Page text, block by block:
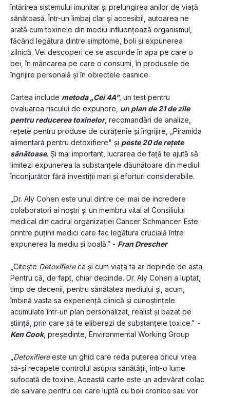
întărirea sistemului imunitar şi prelungirea anilor de viaţă
sănătoasă. Într-un limbaj clar şi accesibil, autoarea ne
arată cum toxinele din mediu influențează organismul,
făcând legătura dintre simptome, boli şi expunerea
zilnică. Vei descoperi ce se ascunde în apa pe care o
bei, în mâncarea pe care o consumi, în produsele de
îngrijire personală şi în obiectele casnice.
Cartea include metoda „Cei 4A”, un test pentru
evaluarea riscului de expunere, un plan de 21 de zile
pentru reducerea toxinelor, recomandări de analize,
rețete pentru produse de curăţenie şi îngrijire, „Piramida
alimentară pentru detoxifiere" şi peste 20 de rețete
sănătoase. Şi mai important, lucrarea de față te ajută să
limitezi expunerea la substanţele dăunătoare din mediul
înconjurător fără investiții mari şi eforturi considerabile.
„Dr. Aly Cohen este unul dintre cei mai de incredere
colaboratori ai noștri și un membru vital al Consiliului
medical din cadrul organizației Cancer Schmancer. Este
printre puţinii medici care fac legătura crucială între
expunerea la mediu şi boală.” - Fran Drescher
„Citeşte Detoxifiere ca și cum viaţa ta ar depinde de asta.
Pentru că, de fapt, chiar depinde. Dr. Aly Cohen a luptat,
timp de decenii, pentru sănătatea mediului şi, acum,
îmbină vasta sa experiență clinică şi cunoştinţele
acumulate într-un plan personalizat, realist şi bazat pe
Ken Cook, preşedinte, Environmental Working Group
Detoxifiere este un ghid care reda puterea oricui vrea
să-şi recapete controlul asupra sănătății, într-o lume
sufocată de toxine. Această carte este un adevărat colac
de salvare pentru cei care luptă cu boli cronice sau vor